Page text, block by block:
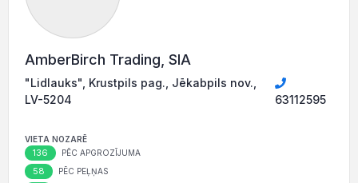
AmberBirch Trading, SIA
"Lidlauks", Krustpils pag., Jēkabpils nov.,
LV-5204
63112595
VIETA NOZARĒ
136 PĒC APGROZĪJUMA
58 PĒC PEĻŅAS